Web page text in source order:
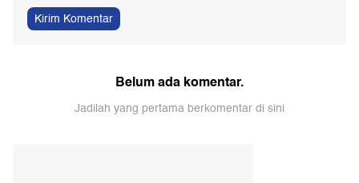
Kirim Komentar
Belum ada komentar.
Jadilah yang pertama berkomentar di sini